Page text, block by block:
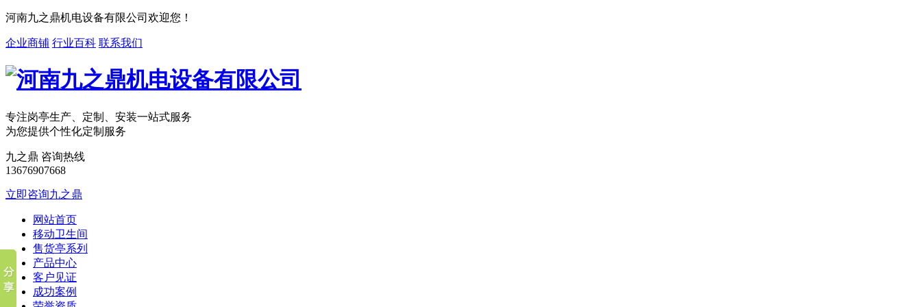
河南九之鼎机电设备有限公司欢迎您！
企业商铺 行业百科 联系我们
专注岗亭生产、定制、安装一站式服务
为您提供个性化定制 服务
九之鼎 咨询热线
13676907668
立即咨询九之鼎
网站首页
移动卫生间
售货亭系列
产品中心
客户见证
成功案例